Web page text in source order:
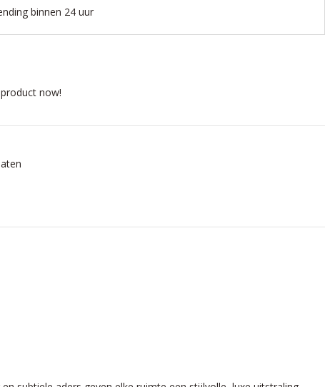
binnen 24 uur
now!